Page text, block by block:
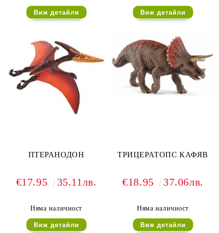
Виж детайли Виж детайли
ПТЕРАНОДОН
€17.95 35.11лв.
Няма наличност
Виж детайли
ТРИЦЕРАТОПС КАФЯВ
€18.95 37.06лв.
Няма наличност
Виж детайли